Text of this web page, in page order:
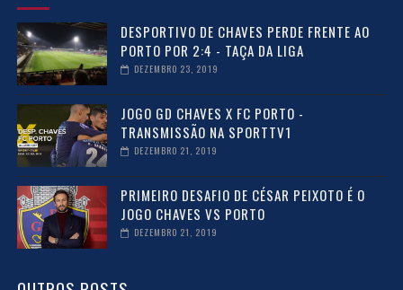
DESPORTIVO DE CHAVES PERDE FRENTE AO
PORTO POR 2:4 - TAÇA DA LIGA
DEZEMBRO 23, 2019
JOGO GD CHAVES X FC PORTO -
TRANSMISSÃO NA SPORTTV1
DEZEMBRO 21, 2019
PRIMEIRO DESAFIO DE CÉSAR PEIXOTO É O
JOGO CHAVES VS PORTO
DEZEMBRO 21, 2019